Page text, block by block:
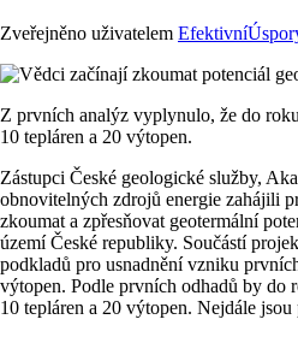
Zveřejněno uživatelem
Z prvních analýz vyplynulo, že do
10 tepláren a 20 výtopen.
Zástupci České geologické služby,
obnovitelných zdrojů energie zahájili
zkoumat a zpřesňovat geotermální
území České republiky. Součástí
podkladů pro usnadnění vzniku
výtopen. Podle prvních odhadů by do
10 tepláren a 20 výtopen. Nejdále